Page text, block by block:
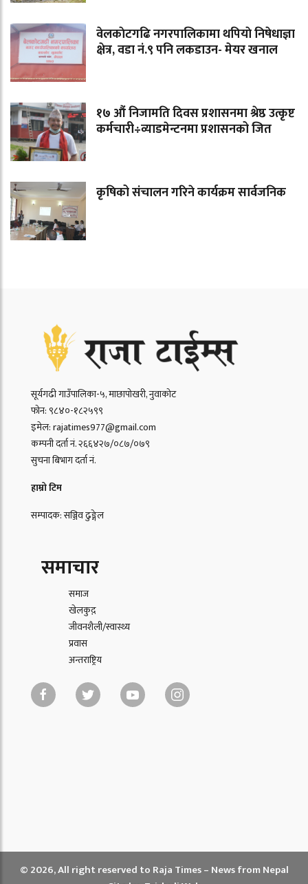
वेलकाेटगढि नगरपालिकामा थपियाे निषेधाज्ञा
क्षेत्र, वडा नं.९ पनि लकडाउन- मेयर खनाल
१७ औं निजामति दिवस प्रशासनमा श्रेष्ठ उत्कृष्ट
कर्मचारी÷व्याडमेन्टनमा प्रशासनको जित
कृषिको संचालन गरिने कार्यक्रम सार्वजनिक
सूर्यगढी गाउँपालिका-५, माछापोखरी, नुवाकोट
फोन: ९८४०-१८२५९९
इमेल: rajatimes977@gmail.com
कम्पनी दर्ता नं. २६६४२७/०८७/०७९
सुचना बिभाग दर्ता नं.
हाम्रो टिम
सम्पादक: सञ्जिव ढुङ्गेल
समाचार
समाज
खेलकुद़़
जीवनशैली/स्वास्थ्य
प्रवास
अन्तराष्ट्रिय
© 2026, All right reserved to Raja Times – News from Nepal